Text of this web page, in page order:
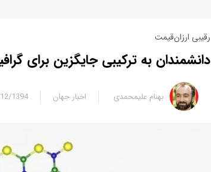
رقیبی ارزان‌قیمت
دانشمندان به ترکیبی جایگزین برای
- 16:40 بهنام علیمحمدی اخبار جهان